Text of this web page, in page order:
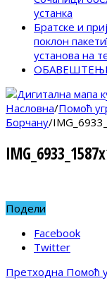
устанка
Братске и
поклон
установа на
ОБАВЕШТЕЊЕ
Насловна/Помоћ
Борчану/
Подели
Facebook
Twitter
Претходна Помоћ